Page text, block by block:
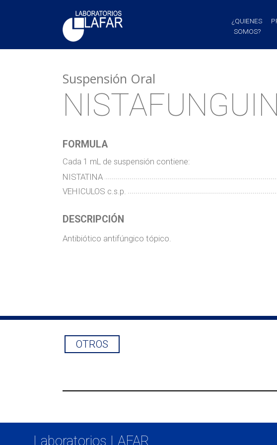
¿QUIENES
SOMOS?
Suspensión Oral
NISTAFUNGUIN
FORMULA
Cada 1 mL de suspensión contiene:
NISTATINA
VEHICULOS c.s.p.
DESCRIPCIÓN
Antibiótico antifúngico tópico.
OTROS
INDICACIONES:
Tratamiento de infecciones micóticas para la
Laboratorios LAFAR